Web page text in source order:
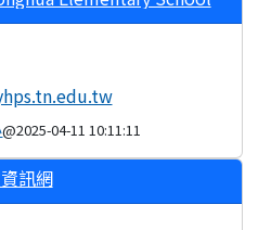
@2025-04-11 10:11:11
訊網